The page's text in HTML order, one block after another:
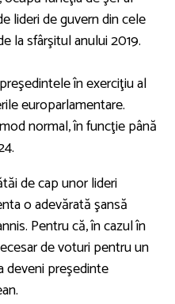
lideri de guvern din cele
la sfârşitul anului 2019.
în exerciţiu al
europarlamentare.
normal, în funcţie până
de cap unor lideri
o adevărată şansă
Pentru că, în cazul în
de voturi pentru un
deveni preşedinte